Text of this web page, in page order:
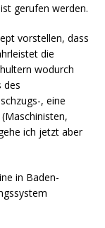
gerufen werden.
vorstellen, dass
die
wodurch
des
, eine
ich jetzt aber
in Baden-